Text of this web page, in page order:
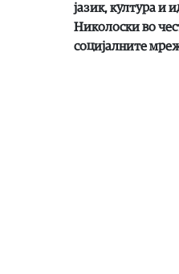
јазик, култура и
Николоски во
социјалните